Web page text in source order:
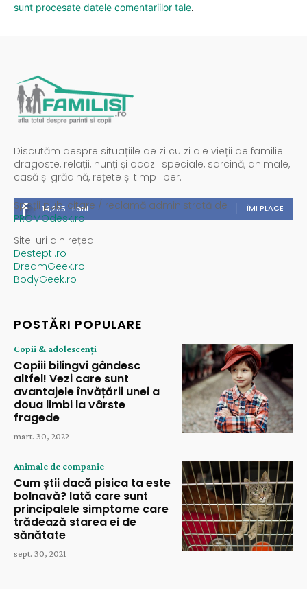
sunt procesate datele comentariilor tale.
Discutăm despre situațiile de zi cu zi ale vieții de familie:
dragoste, relații, nunți și ocazii speciale, sarcină, animale,
casă și grădină, rețete și timp liber.
14,235 Fani ÎMI PLACE
Spații publicitare / reclamă administrată de
PROMOdesk.ro
Site-uri din rețea:
Destepti.ro
DreamGeek.ro
BodyGeek.ro
POSTĂRI POPULARE
Copii & adolescenți
Copiii bilingvi gândesc
altfel! Vezi care sunt
avantajele învățării unei a
doua limbi la vârste
fragede
mart. 30, 2022
Animale de companie
Cum știi dacă pisica ta este
bolnavă? Iată care sunt
principalele simptome care
trădează starea ei de
sănătate
sept. 30, 2021